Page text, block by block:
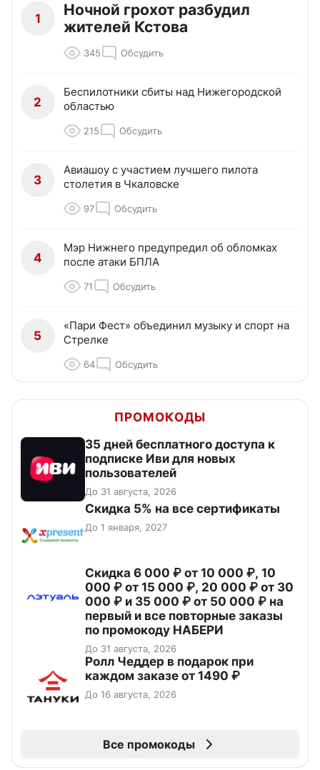
1
Ночной грохот разбудил
жителей Кстова
345 Обсудить
2
Беспилотники сбиты над Нижегородской
областью
215 Обсудить
3
Авиашоу с участием лучшего пилота
столетия в Чкаловске
97 Обсудить
4
Мэр Нижнего предупредил об обломках
после атаки БПЛА
71 Обсудить
5
«Пари Фест» объединил музыку и спорт на
Стрелке
64 Обсудить
ПРОМОКОДЫ
35 дней бесплатного доступа к
подписке Иви для новых
пользователей
До 31 августа, 2026
Скидка 5% на все сертификаты
До 1 января, 2027
Скидка 6 000 ₽ от 10 000 ₽, 10
000 ₽ от 15 000 ₽, 20 000 ₽ от 30
000 ₽ и 35 000 ₽ от 50 000 ₽ на
первый и все повторные заказы
по промокоду НАБЕРИ
До 31 августа, 2026
Ролл Чеддер в подарок при
каждом заказе от 1490 ₽
До 16 августа, 2026
Все промокоды